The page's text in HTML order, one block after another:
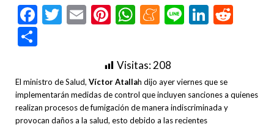
Facebook
Twitter
EmailPinterest
WhatsApp
Meneame
Line
Visitas:208
El ministro de Salud, Víctor Atallah dijo ayer viernes que se
implementarán medidas de control que incluyen sanciones a quienes
realizan procesos de fumigación de manera indiscriminada y
provocan daños a la salud, esto debido a las recientes